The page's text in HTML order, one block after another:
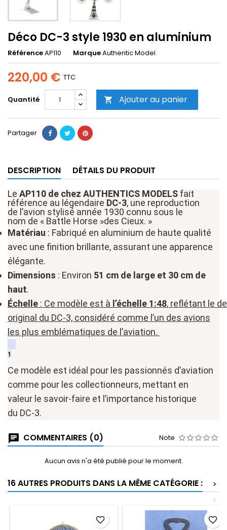
Déco DC-3 style 1930 en aluminium
RéférenceAP110 MarqueAuthentic Model
220,00 € TTC
Quantité  Ajouter au panier
Partager
DESCRIPTION DÉTAILS DU PRODUIT
Le AP110 de chez AUTHENTICS MODELS fait
référence au légendaire DC-3, une reproduction
de l’avion stylisé année 1930 connu sous le
nom de « Battle Horse »des Cieux. »
Matériau : Fabriqué en aluminium de haute qualité
avec une finition brillante, assurant une apparence
élégante.
Dimensions : Environ 51 cm de large et 30 cm de
haut.
Échelle : Ce modèle est à l’échelle 1:48, reflétant le
original du DC-3, considéré comme l’un des avions
les plus emblématiques de l’aviation.
1
Ce modèle est idéal pour les passionnés d’aviation
comme pour les collectionneurs, mettant en
valeur le savoir-faire et l’importance historique
du DC-3.
COMMENTAIRES (0) Note
Aucun avis n'a été publié pour le moment.
16 AUTRES PRODUITS DANS LA MÊME CATÉGORIE :
>
<
favorite_border favorite_border